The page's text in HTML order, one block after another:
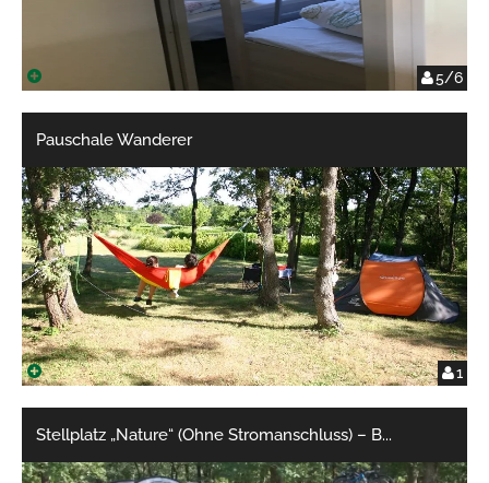
5/6
1
Pauschale Wanderer
Stellplatz „Nature“ (Ohne Stromanschluss) – B...